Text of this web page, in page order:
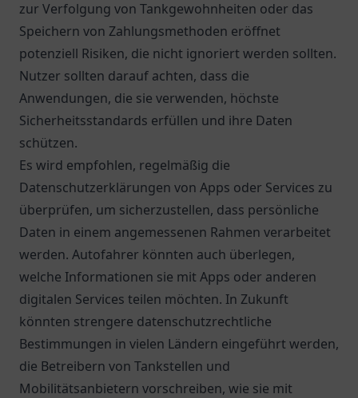
zur Verfolgung von Tankgewohnheiten oder das
Speichern von Zahlungsmethoden eröffnet
potenziell Risiken, die nicht ignoriert werden sollten.
Nutzer sollten darauf achten, dass die
Anwendungen, die sie verwenden, höchste
Sicherheitsstandards erfüllen und ihre Daten
schützen.
Es wird empfohlen, regelmäßig die
Datenschutzerklärungen von Apps oder Services zu
überprüfen, um sicherzustellen, dass persönliche
Daten in einem angemessenen Rahmen verarbeitet
werden. Autofahrer könnten auch überlegen,
welche Informationen sie mit Apps oder anderen
digitalen Services teilen möchten. In Zukunft
könnten strengere datenschutzrechtliche
Bestimmungen in vielen Ländern eingeführt werden,
die Betreibern von Tankstellen und
Mobilitätsanbietern vorschreiben, wie sie mit